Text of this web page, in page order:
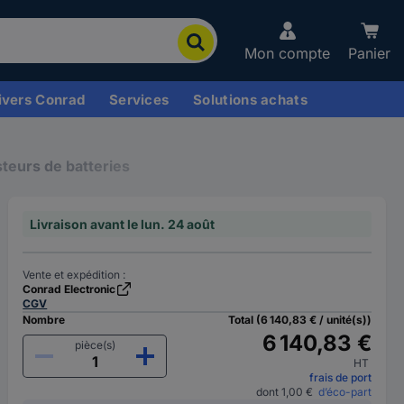
Mon compte Panier
Conrad Services Solutions achats
de batteries
Livraison avant le lun. 24 août
Vente et expédition :
Conrad Electronic
CGV
Nombre
pièce(s)
Total (6 140,83 € / unité(s))
6 140,83 €
HT
frais de port
dont 1,00 € d’éco-part